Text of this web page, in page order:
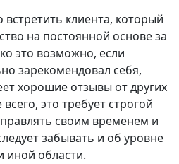
клиента, который
на постоянной основе за
это возможно, если
зарекомендовал себя,
хорошие отзывы от других
это требует строгой
своим временем и
забывать и об уровне
иной области.